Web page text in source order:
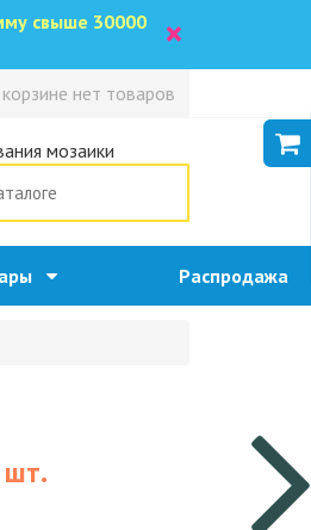
свыше 30000
×
нет товаров
мозаики
Распродажа